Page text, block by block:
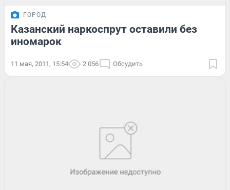
ГОРОД
Казанский наркоспрут оставили без
иномарок
11 мая, 2011, 15:54 2 056 Обсудить